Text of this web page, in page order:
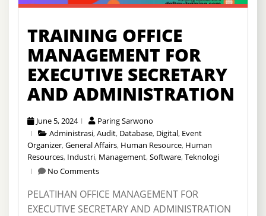
TRAINING OFFICE
MANAGEMENT FOR
EXECUTIVE SECRETARY
AND ADMINISTRATION
June 5, 2024
Paring Sarwono
Administrasi,Audit, Database, Digital, Event
Organizer,General Affairs, Human Resource, Human
Resources, Industri, Management,Software,Teknologi
No Comments
PELATIHAN OFFICE MANAGEMENT FOR
EXECUTIVE SECRETARY AND ADMINISTRATION